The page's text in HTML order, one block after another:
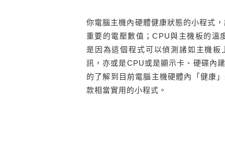
你電腦主機內硬體健康狀態的小程式
重要的電壓數值；CPU與主機板的溫
是因為這個程式可以偵測諸如主機
訊，亦或是CPU或是顯示卡、硬碟內
的了解到目前電腦主機硬體內「健康
款相當實用的小程式。